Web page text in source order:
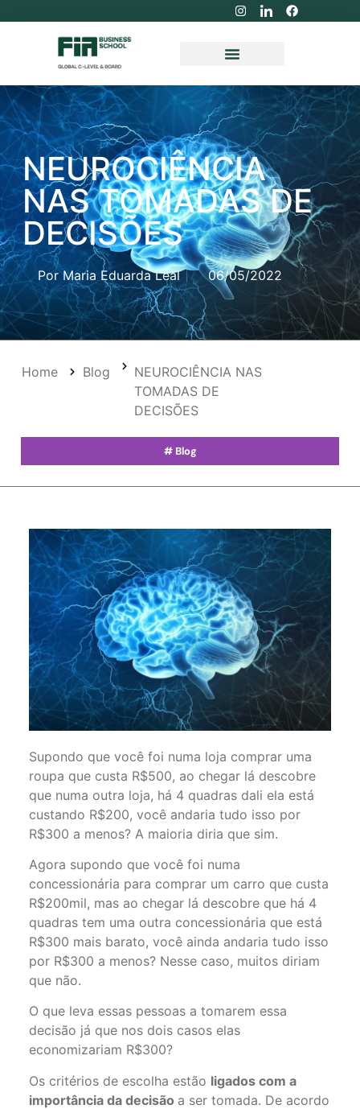
NEUROCIÊNCIA
NAS TOMADAS DE
DECISÕES
PorMaria Eduarda Leal 06/05/2022
Home Blog
NEUROCIÊNCIA NAS
TOMADAS DE
DECISÕES
# Blog
Supondo que você foi numa loja comprar uma
roupa que custa R$500, ao chegar lá descobre
que numa outra loja, há 4 quadras dali ela está
custando R$200, você andaria tudo isso por
R$300 a menos? A maioria diria que sim.
Agora supondo que você foi numa
concessionária para comprar um carro que custa
R$200mil, mas ao chegar lá descobre que há 4
quadras tem uma outra concessionária que está
R$300 mais barato, você ainda andaria tudo isso
por R$300 a menos? Nesse caso, muitos diriam
que não.
O que leva essas pessoas a tomarem essa
decisão já que nos dois casos elas
economizariam R$300?
Os critérios de escolha estão ligados com a
importância da decisão a ser tomada. De acordo